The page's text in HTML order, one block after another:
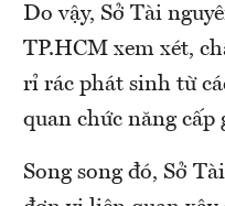
Do vậy, Sở Tài
TP.HCM xem xét,
rỉ rác phát sinh từ
quan chức năng
Song song đó, Sở